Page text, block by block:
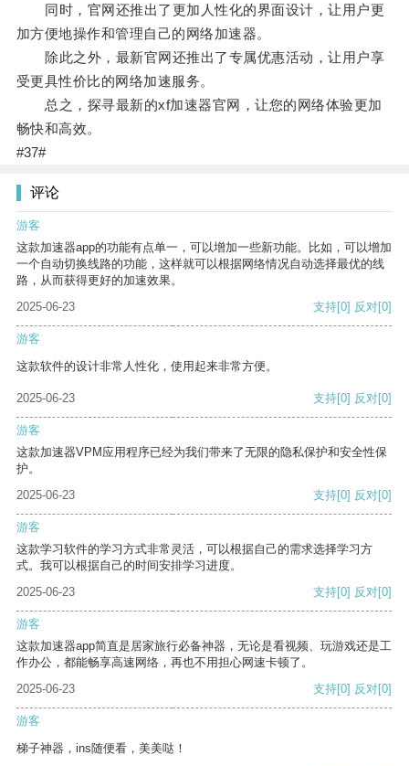
同时，官网还推出了更加人性化的界面设计，让用户更
加方便地操作和管理自己的网络加速器。
除此之外，最新官网还推出了专属优惠活动，让用户享
受更具性价比的网络加速服务。
总之，探寻最新的xf加速器官网，让您的网络体验更加
畅快和高效。
#37#
评论
游客
这款加速器app的功能有点单一，可以增加一些新功能。比如，可以增加
一个自动切换线路的功能，这样就可以根据网络情况自动选择最优的线
路，从而获得更好的加速效果。
2025-06-23
支持[0] 反对[0]
游客
这款软件的设计非常人性化，使用起来非常方便。
2025-06-23 支持[0] 反对[0]
游客
这款加速器VPM应用程序已经为我们带来了无限的隐私保护和安全性保
护。
2025-06-23
支持[0] 反对[0]
游客
这款学习软件的学习方式非常灵活，可以根据自己的需求选择学习方
式。我可以根据自己的时间安排学习进度。
2025-06-23
支持[0] 反对[0]
游客
这款加速器app简直是居家旅行必备神器，无论是看视频、玩游戏还是工
作办公，都能畅享高速网络，再也不用担心网速卡顿了。
2025-06-23
支持[0] 反对[0]
游客
梯子神器，ins随便看，美美哒！